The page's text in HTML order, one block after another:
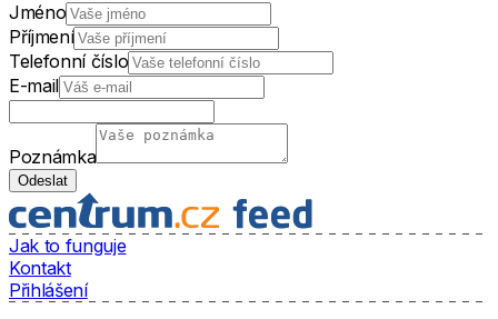
Jméno
Příjmení
Telefonní číslo
E-mail
Poznámka
Odeslat
Jak to funguje
Kontakt
Přihlášení